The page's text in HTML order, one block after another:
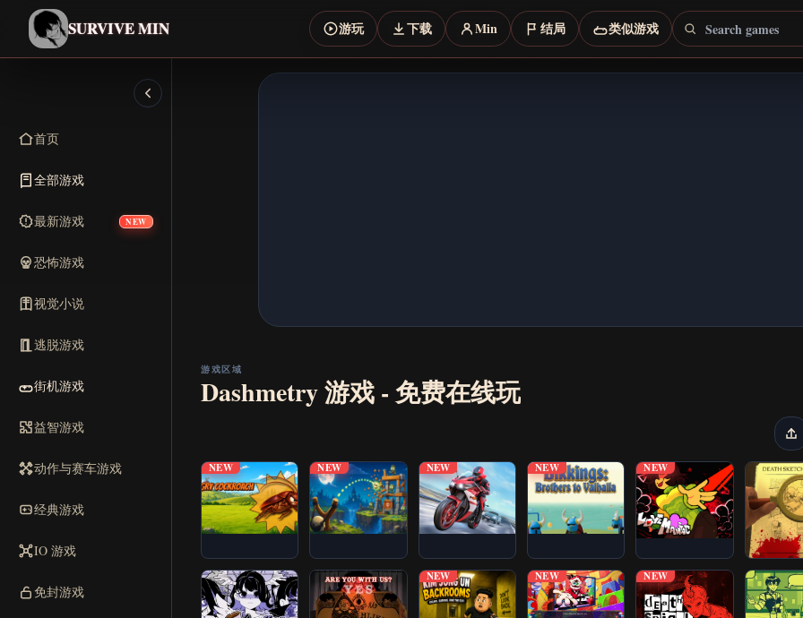
SURVIVE MIN 游玩 下载 Min 结局 类似游戏 Search games
首页
全部游戏
最新游戏 NEW
恐怖游戏
视觉小说
逃脱游戏
街机游戏
益智游戏
动作与赛车游戏
经典游戏
IO 游戏
免封游戏
游戏区域
Dashmetry 游戏 - 免费在线玩
NEW NEW NEW NEW NEW
NEW NEW NEW